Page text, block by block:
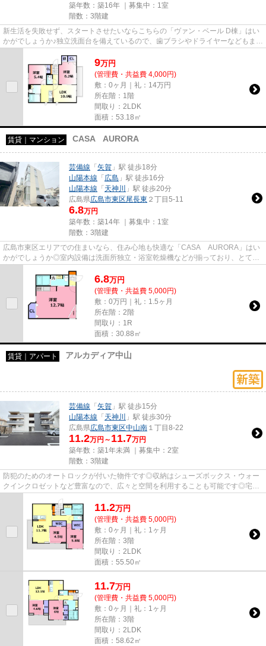
築年数：築16年 ｜募集中： 1室
階数：3階建
新生活を失敗せず、スタートさせたいならこちらの「ヴァン・ベール D棟」はい
かがでしょうか♪独立洗面台を備えているので、歯ブラシやドライヤーなどもまと
9万円
(管理費・共益費 4,000円)
敷：0ヶ月｜礼：14万円
所在階：1階
間取り：2LDK
面積：53.18㎡
賃貸｜マンション CASA AURORA
芸備線 「 矢賀 」駅 徒歩18分
山陽本線 「 広島 」駅 徒歩16分
山陽本線 「 天神川
」駅 徒歩20分
広島県広島市東区尾長東 ２丁目5-11
6.8万円
築年数：築14年 ｜募集中： 1室
階数：3階建
広島市東区エリアでの住まいなら、住み心地も快適な「CASA AURORA」はい
かがでしょうか◎室内設備は洗面所独立・浴室乾燥機などが揃っており、とても
6.8万円
(管理費・共益費 5,000円)
敷：0万円｜礼：1.5ヶ月
所在階：2階
間取り：1R
面積：30.88㎡
賃貸｜アパート アルカディア中山
芸備線 「 矢賀 」駅 徒歩15分
山陽本線 「 天神川
」駅 徒歩30分
広島県広島市東区中山南 １丁目8-22
11.2万円～ 11.7万円
築年数：築1年未満 ｜募集中： 2室
階数：3階建
防犯のためのオートロックが付いた物件です◎収納はシューズボックス・ウォー
クインクロゼットなど豊富なので、広々と空間を利用することも可能です◎宅配
11.2万円
(管理費・共益費 5,000円)
敷：0ヶ月｜礼：1ヶ月
所在階：3階
間取り：2LDK
面積：55.50㎡
11.7万円
(管理費・共益費 5,000円)
敷：0ヶ月｜礼：1ヶ月
所在階：3階
間取り：2LDK
面積：58.62㎡